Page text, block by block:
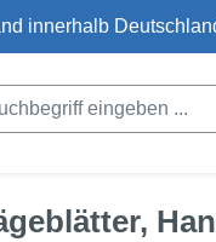
innerhalb